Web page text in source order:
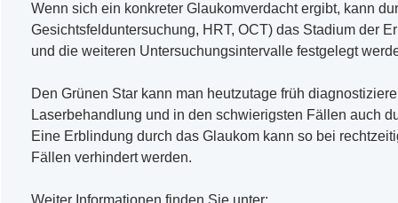
Wenn sich ein konkreter Glaukomverdacht ergibt, kann
Gesichtsfelduntersuchung, HRT, OCT) das Stadium der
und die weiteren Untersuchungsintervalle festgelegt
Den Grünen Star kann man heutzutage früh
Laserbehandlung und in den schwierigsten Fällen auch
Eine Erblindung durch das Glaukom kann so bei
Fällen verhindert werden.